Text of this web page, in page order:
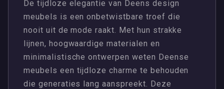
De tijdloze elegantie van Deens design
meubels is een onbetwistbare troef die
nooit uit de mode raakt. Met hun strakke
lijnen, hoogwaardige materialen en
minimalistische ontwerpen weten Deense
meubels een tijdloze charme te behouden
die generaties lang aanspreekt. Deze